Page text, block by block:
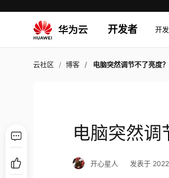
开发者 开发
云社区 博客 电脑突然调节不了亮度
电脑突然调
开心星人 发表于